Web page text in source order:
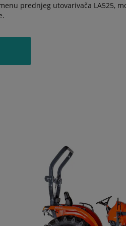
prednjeg utovarivača LA525,